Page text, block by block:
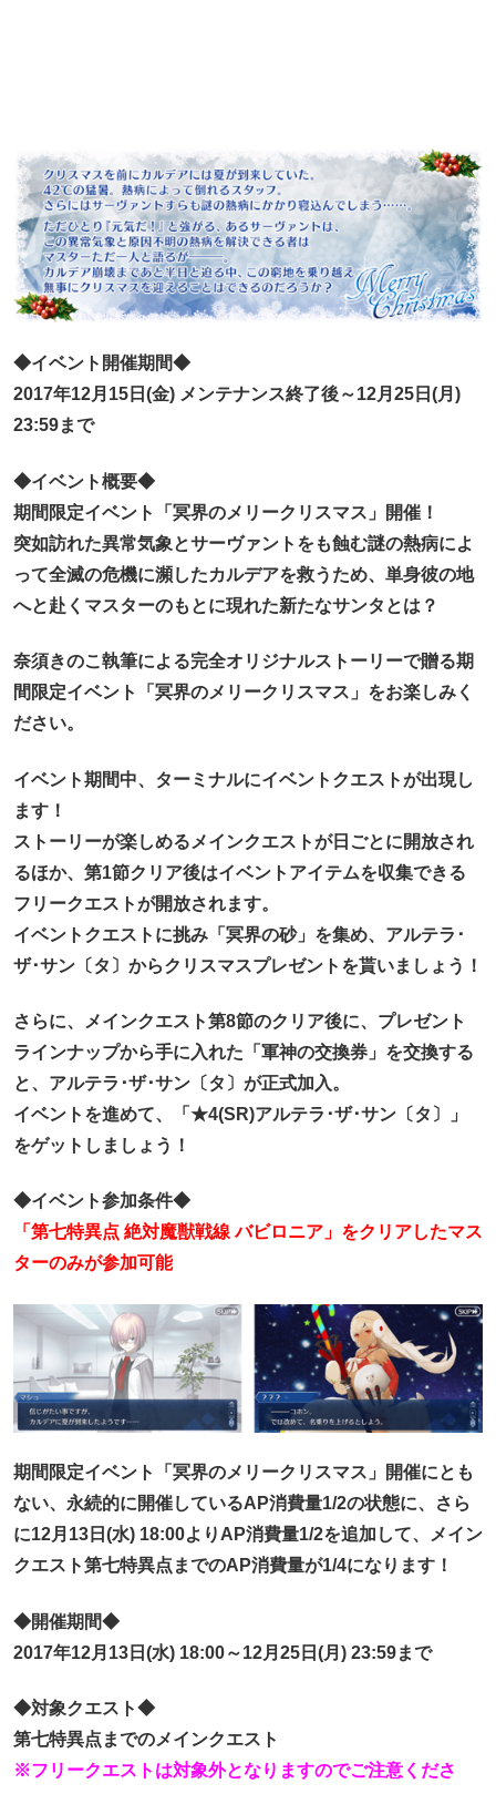
◆イベント開催期間◆
2017年12月15日(金) メンテナンス終了後～12月25日(月)
23:59まで
◆イベント概要◆
期間限定イベント「冥界のメリークリスマス」開催！
突如訪れた異常気象とサーヴァントをも蝕む謎の熱病によ
って全滅の危機に瀕したカルデアを救うため、単身彼の地
へと赴くマスターのもとに現れた新たなサンタとは？
奈須きのこ執筆による完全オリジナルストーリーで贈る期
間限定イベント「冥界のメリークリスマス」をお楽しみく
ださい。
イベント期間中、ターミナルにイベントクエストが出現し
ます！
ストーリーが楽しめるメインクエストが日ごとに開放され
るほか、第1節クリア後はイベントアイテムを収集できる
フリークエストが開放されます。
イベントクエストに挑み「冥界の砂」を集め、アルテラ･
ザ･サン〔タ〕からクリスマスプレゼントを貰いましょう！
さらに、メインクエスト第8節のクリア後に、プレゼント
ラインナップから手に入れた「軍神の交換券」を交換する
と、アルテラ･ザ･サン〔タ〕が正式加入。
イベントを進めて、「★4(SR)アルテラ･ザ･サン〔タ〕」
をゲットしましょう！
◆イベント参加条件◆
「第七特異点 絶対魔獣戦線 バビロニア」をクリアしたマス
ターのみが参加可能
期間限定イベント「冥界のメリークリスマス」開催にとも
ない、永続的に開催しているAP消費量1/2の状態に、さら
に12月13日(水) 18:00よりAP消費量1/2を追加して、メイン
クエスト第七特異点までのAP消費量が1/4になります！
◆開催期間◆
2017年12月13日(水) 18:00～12月25日(月) 23:59まで
◆対象クエスト◆
第七特異点までのメインクエスト
※フリークエストは対象外となりますのでご注意くださ